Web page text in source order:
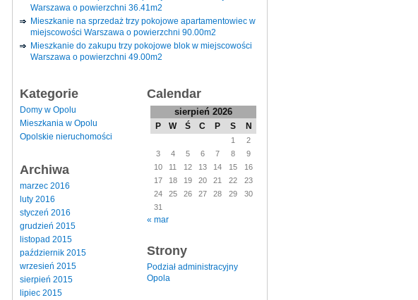
Warszawa o powierzchni 36.41m2
Mieszkanie na sprzedaż trzy pokojowe apartamentowiec w
miejscowości Warszawa o powierzchni 90.00m2
Mieszkanie do zakupu trzy pokojowe blok w miejscowości
Warszawa o powierzchni 49.00m2
Kategorie
Domy w Opolu
Mieszkania w Opolu
Opolskie nieruchomości
Archiwa
marzec 2016
luty 2016
styczeń 2016
grudzień 2015
listopad 2015
październik 2015
wrzesień 2015
sierpień 2015
lipiec 2015
Calendar
sierpień 2026
P W Ś C P S N
1
2
3
4 5 6 7 8
9
10
11 12 13 14 15
16
17
18 19 20 21 22
23
24
25 26 27 28 29
30
31
« mar
Strony
Podział administracyjny
Opola